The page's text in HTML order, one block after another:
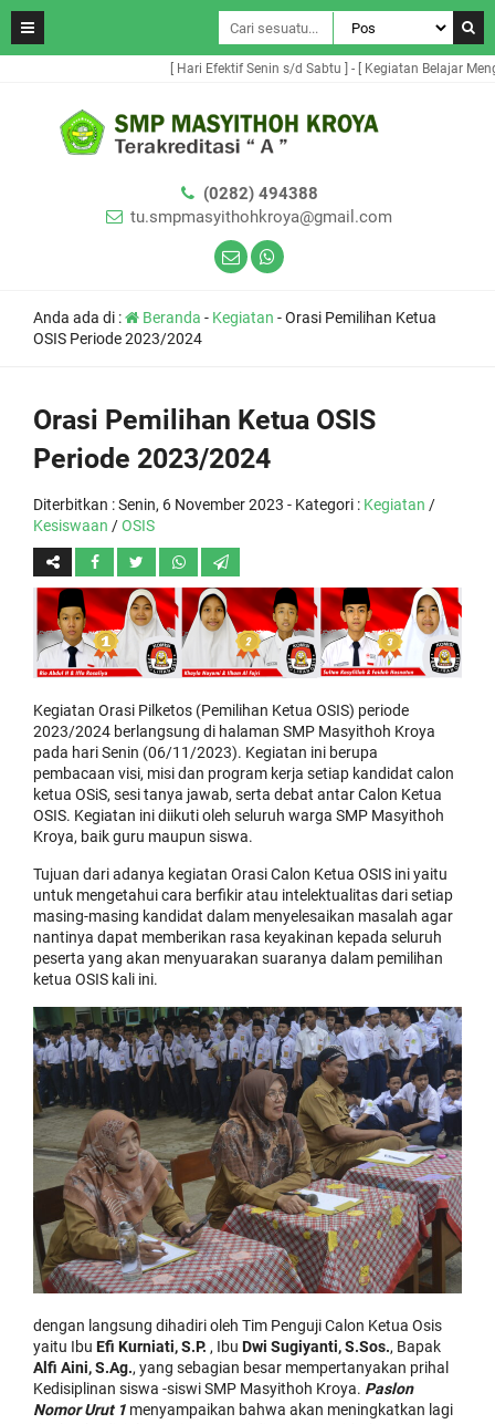
[ Hari Efektif Senin s/d Sabtu ] - [ Kegiatan Belajar
(0282) 494388
tu.smpmasyithohkroya@gmail.com
Anda ada di : Beranda - Kegiatan -Orasi Pemilihan Ketua
OSIS Periode 2023/2024
Orasi Pemilihan Ketua OSIS
Periode 2023/2024
Diterbitkan :Senin, 6 November 2023 - Kategori : Kegiatan /
Kesiswaan /OSIS
Kegiatan Orasi Pilketos (Pemilihan Ketua OSIS) periode
2023/2024 berlangsung di halaman SMP Masyithoh Kroya
pada hari Senin (06/11/2023). Kegiatan ini berupa
pembacaan visi, misi dan program kerja setiap kandidat calon
ketua OSiS, sesi tanya jawab, serta debat antar Calon Ketua
OSIS. Kegiatan ini diikuti oleh seluruh warga SMP Masyithoh
Kroya, baik guru maupun siswa.
Tujuan dari adanya kegiatan Orasi Calon Ketua OSIS ini yaitu
untuk mengetahui cara berfikir atau intelektualitas dari setiap
masing-masing kandidat dalam menyelesaikan masalah agar
nantinya dapat memberikan rasa keyakinan kepada seluruh
peserta yang akan menyuarakan suaranya dalam pemilihan
ketua OSIS kali ini.
dengan langsung dihadiri oleh Tim Penguji Calon Ketua Osis
yaitu Ibu Efi Kurniati, S.P. , Ibu Dwi Sugiyanti, S.Sos., Bapak
Alfi Aini, S.Ag., yang sebagian besar mempertanyakan prihal
Kedisiplinan siswa -siswi SMP Masyithoh Kroya. Paslon
Nomor Urut 1 menyampaikan bahwa akan meningkatkan lagi